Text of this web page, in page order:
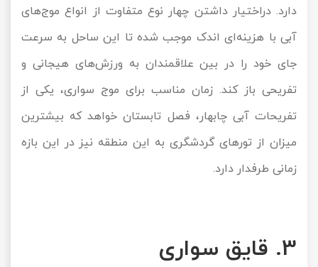
دارد. دراختیار داشتن چهار نوع متفاوت از انواع موج‌های
آبی با هزینه‌ای اندک موجب شده تا این ساحل به سرعت
جای خود را در بین علاقمندان به ورزش‌های هیجانی و
تفریحی باز کند. زمان مناسب برای موج سواری، یکی از
تفریحات آبی چابهار، فصل تابستان خواهد که بیشترین
میزان از تورهای گردشگری به این منطقه نیز در این بازه
زمانی طرفدار دارد.
3. قایق سواری